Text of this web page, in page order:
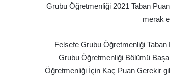
Grubu Öğretmenliği 2021 Taban
merak
Felsefe Grubu Öğretmenliği Taban
Grubu Öğretmenliği Bölümü
Öğretmenliği İçin Kaç Puan Gerekir